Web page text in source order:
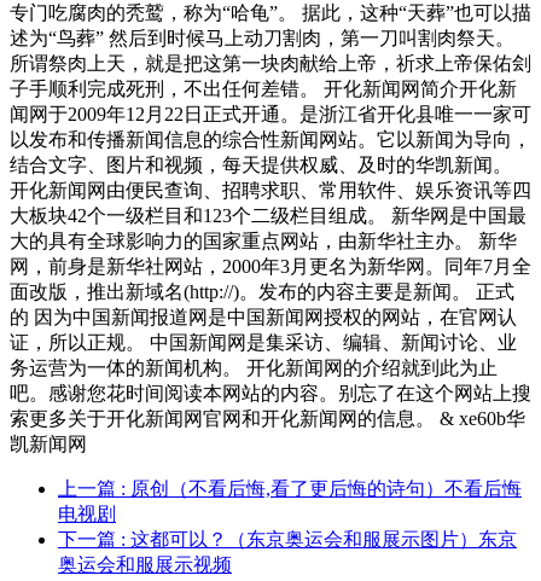
专门吃腐肉的秃鹫，称为“哈龟”。 据此，这种“天葬”也可以描
述为“鸟葬” 然后到时候马上动刀割肉，第一刀叫割肉祭天。
所谓祭肉上天，就是把这第一块肉献给上帝，祈求上帝保佑刽
子手顺利完成死刑，不出任何差错。 开化新闻网简介开化新
闻网于2009年12月22日正式开通。是浙江省开化县唯一一家可
以发布和传播新闻信息的综合性新闻网站。它以新闻为导向，
结合文字、图片和视频，每天提供权威、及时的华凯新闻。
开化新闻网由便民查询、招聘求职、常用软件、娱乐资讯等四
大板块42个一级栏目和123个二级栏目组成。 新华网是中国最
大的具有全球影响力的国家重点网站，由新华社主办。 新华
网，前身是新华社网站，2000年3月更名为新华网。同年7月全
面改版，推出新域名(http://)。发布的内容主要是新闻。 正式
的 因为中国新闻报道网是中国新闻网授权的网站，在官网认
证，所以正规。 中国新闻网是集采访、编辑、新闻讨论、业
务运营为一体的新闻机构。 开化新闻网的介绍就到此为止
吧。感谢您花时间阅读本网站的内容。别忘了在这个网站上搜
索更多关于开化新闻网官网和开化新闻网的信息。 & xe60b华
凯新闻网
上一篇 : 原创（不看后悔,看了更后悔的诗句）不看后悔
电视剧
下一篇 : 这都可以？（东京奥运会和服展示图片）东京
奥运会和服展示视频